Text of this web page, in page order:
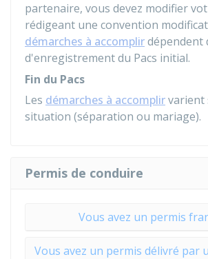
partenaire, vous devez modifier
rédigeant une convention
démarches à accomplirdépendent
d'enregistrement du Pacs initial.
Fin du Pacs
Les démarches à accomplirvarient
situation (séparation ou mariage).
Permis de conduire
Vous avez un permis
Vous avez un permis délivré par